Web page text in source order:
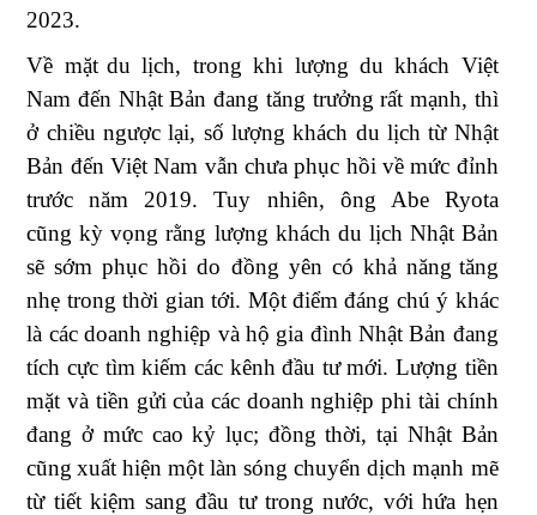
2023.
Về mặt du lịch, trong khi lượng du khách Việt
Nam đến Nhật Bản đang tăng trưởng rất mạnh, thì
ở chiều ngược lại, số lượng khách du lịch từ Nhật
Bản đến Việt Nam vẫn chưa phục hồi về mức đỉnh
trướcnăm 2019. Tuy nhiên, ông Abe Ryota
cũngkỳ vọng rằng lượng khách du lịch Nhật Bản
sẽ sớm phục hồido đồng yên có khả năng tăng
nhẹ trong thời gian tới. Một điểm đáng chú ý khác
là các doanh nghiệp và hộ gia đình Nhật Bản đang
tích cực tìm kiếm các kênh đầu tư mới. Lượng tiền
mặt và tiền gửi của các doanh nghiệp phi tài chính
đang ở mức cao kỷ lục; đồng thời, tại Nhật Bản
cũng xuất hiện một làn sóng chuyển dịch mạnh mẽ
từ tiết kiệm sang đầu tư trong nước, với hứa hẹn